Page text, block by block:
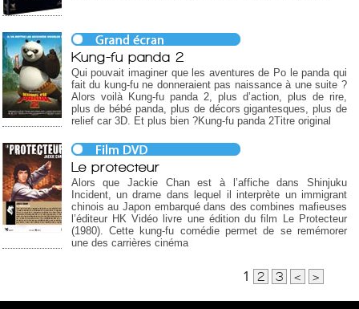
Kung-fu panda 2
Qui pouvait imaginer que les aventures de Po le panda qui
fait du kung-fu ne donneraient pas naissance à une suite ?
Alors voilà Kung-fu panda 2, plus d’action, plus de rire,
plus de bébé panda, plus de décors gigantesques, plus de
relief car 3D. Et plus bien ?Kung-fu panda 2Titre original
Le protecteur
Alors que Jackie Chan est à l’affiche dans Shinjuku
Incident, un drame dans lequel il interprète un immigrant
chinois au Japon embarqué dans des combines mafieuses
l’éditeur HK Vidéo livre une édition du film Le Protecteur
(1980). Cette kung-fu comédie permet de se remémorer
une des carrières cinéma
1 2 3 < >